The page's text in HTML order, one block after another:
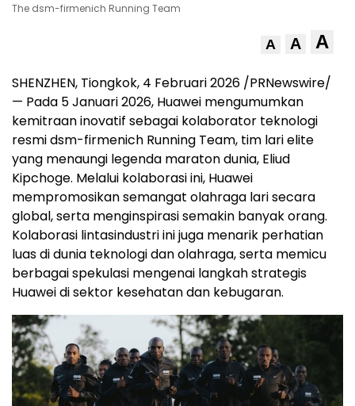
The dsm-firmenich Running Team
A A A
SHENZHEN, Tiongkok, 4 Februari 2026 /PRNewswire/
— Pada 5 Januari 2026, Huawei mengumumkan
kemitraan inovatif sebagai kolaborator teknologi
resmi dsm-firmenich Running Team, tim lari elite
yang menaungi legenda maraton dunia, Eliud
Kipchoge. Melalui kolaborasi ini, Huawei
mempromosikan semangat olahraga lari secara
global, serta menginspirasi semakin banyak orang.
Kolaborasi lintasindustri ini juga menarik perhatian
luas di dunia teknologi dan olahraga, serta memicu
berbagai spekulasi mengenai langkah strategis
Huawei di sektor kesehatan dan kebugaran.